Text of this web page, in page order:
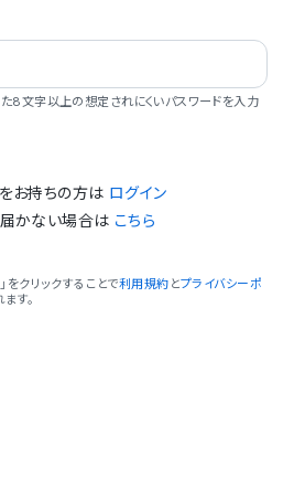
8文字以上の想定されにくいパスワードを入力
お持ちの方は ログイン
かない場合は こちら
をクリックすることで利用規約 とプライバシーポ
す。